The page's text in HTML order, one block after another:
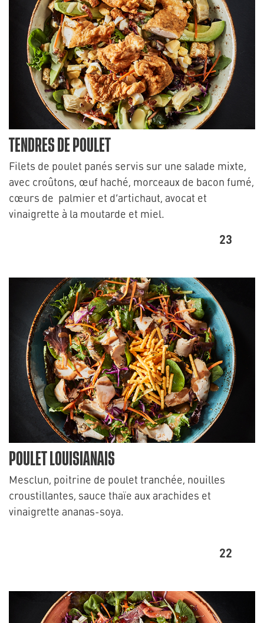
TENDRES DE POULET
Filets de poulet panés servis sur une salade mixte,
avec croûtons, œuf haché, morceaux de bacon fumé,
cœurs de palmier et d’artichaut, avocat et
vinaigrette à la moutarde et miel.
23
POULET LOUISIANAIS
Mesclun, poitrine de poulet tranchée, nouilles
croustillantes, sauce thaïe aux arachides et
vinaigrette ananas-soya.
22